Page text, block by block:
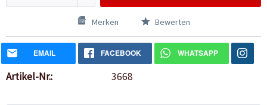
Merken Bewerten
EMAIL FACEBOOK WHATSAPP
Artikel-Nr.: 3668